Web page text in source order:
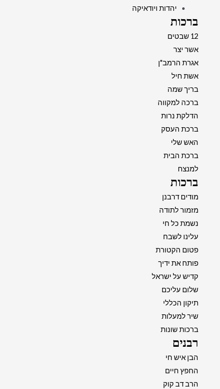
יהדות ויודאיקה
ברכות
12 שבטים
אשר יצר
אגרת הרמב"ן
אשת חיל
בריך שמה
ברכה למקווה
הדלקת נרות
ברכת העסק
האש שלי
ברכת הבית
למנצח
ברכות
מודים דרבנן
מזמור לתודה
נשמת כל חי
עלינו לשבח
פטום הקטורת
פותח את ידיך
קדיש על ישראל
שלום עליכם
תיקון הכללי
שיר למעלות
ברכות שונות
רבנים
הבן איש חי
החפץ חיים
הרב דב קוק